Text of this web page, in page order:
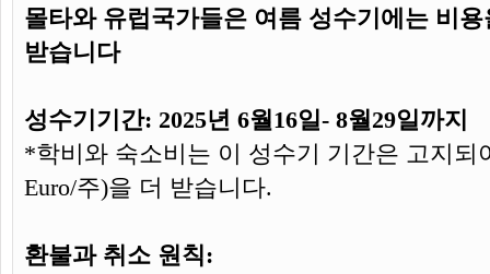
몰타와 유럽국가들은 여름 성수기에는 비
받습니다
성수기기간: 2025년 6월16일- 8월29일까지
*학비와 숙소비는 이 성수기 기간은 고지되
Euro/주)을 더 받습니다.
환불과 취소 원칙: